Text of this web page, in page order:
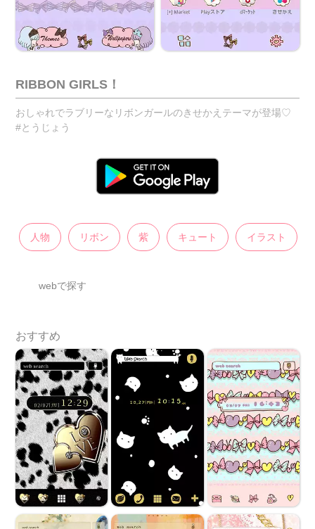
RIBBON GIRLS！
おしゃれでラブリーなリボンガールのきせかえテーマが登場♡
#とうじょう
人物 リボン 紫 キュート イラスト
webで探す
おすすめ